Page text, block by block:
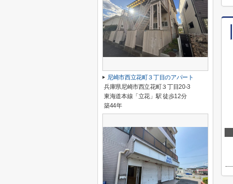
尼崎市西立花町３丁目のアパート
兵庫県尼崎市西立花町３丁目20-3
東海道本線「立花」駅 徒歩12分
築44年